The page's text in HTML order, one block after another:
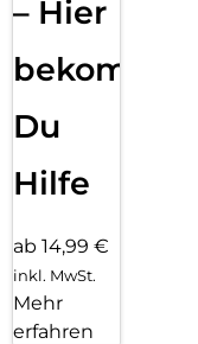
– Hier
bekommst
Du
Hilfe
ab 14,99 €
inkl. MwSt.
Mehr
erfahren